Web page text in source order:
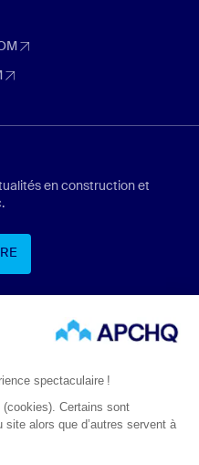
un nouvel onglet)
nouvel onglet)
nouvel onglet)
un nouvel onglet)
onglet)
un nouvel onglet)
en construction et